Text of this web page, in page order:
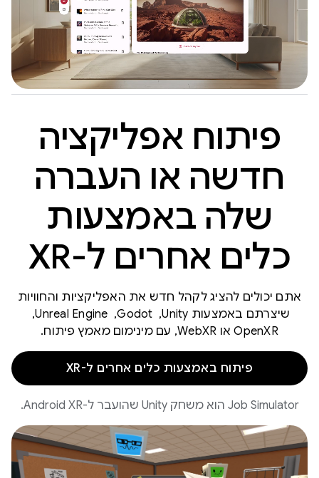
פיתוח אפליקציה
חדשה או העברה
שלה באמצעות
כלים אחרים ל-XR
אתם יכולים להציג לקהל חדש את האפליקציות והחוויות
שיצרתם באמצעות Unity, ‏ Godot, ‏ Unreal Engine, ‏
OpenXR או WebXR, עם מינימום מאמץ פיתוח.
פיתוח באמצעות כלים אחרים ל-XR
‫Job Simulator הוא משחק Unity שהועבר ל-Android XR.